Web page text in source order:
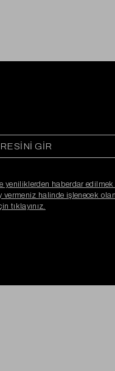
yeniliklerden haberdar
vermeniz halinde işlenecek
tıklayınız.